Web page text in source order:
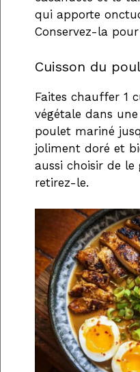
qui apporte
Conservez-la
Cuisson du
Faites chauffer 1
végétale dans
poulet mariné
joliment doré et
aussi choisir de le
retirez-le.